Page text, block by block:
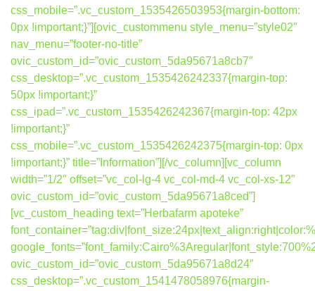
css_mobile=”.vc_custom_1535426503953{margin-bottom:
0px !important;}”][ovic_custommenu style_menu=”style02″
nav_menu=”footer-no-title”
ovic_custom_id=”ovic_custom_5da95671a8cb7″
css_desktop=”.vc_custom_1535426242337{margin-top:
50px !important;}”
css_ipad=”.vc_custom_1535426242367{margin-top: 42px
!important;}”
css_mobile=”.vc_custom_1535426242375{margin-top: 0px
!important;}” title=”Information”][/vc_column][vc_column
width=”1/2″ offset=”vc_col-lg-4 vc_col-md-4 vc_col-xs-12″
ovic_custom_id=”ovic_custom_5da95671a8ced”]
[vc_custom_heading text=”Herbafarm apoteke”
ovic_custom_id=”ovic_custom_5da95671a8d24″
css_desktop=”.vc_custom_1541478058976{margin-